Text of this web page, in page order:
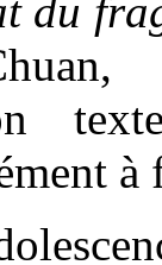
du
à